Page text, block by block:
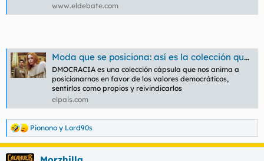
www.eldebate.com
Moda que se posiciona: así es la colección que une democracia y ‘streetwear’
DMOCRACIA es una colección cápsula que nos anima a
posicionarnos en favor de los valores democráticos,
sentirlos como propios y reivindicarlos
elpais.com
R
e
a
Pionono y Lord90s